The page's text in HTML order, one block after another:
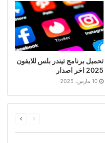
تحميل برنامج تيندر بلس للايفون
2025 اخر اصدار
10 مارس، 2025